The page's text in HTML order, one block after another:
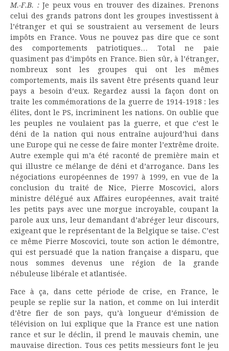
M.-F.B. :Je peux vous en trouver des dizaines. Prenons
celui des grands patrons dont les groupes investissent à
l’étranger et qui se soustraient au versement de leurs
impôts en France. Vous ne pouvez pas dire que ce sont
des comportements patriotiques… Total ne paie
quasiment pas d’impôts en France. Bien sûr, à l’étranger,
nombreux sont les groupes qui ont les mêmes
comportements, mais ils savent être présents quand leur
pays a besoin d’eux. Regardez aussi la façon dont on
traite les commémorations de la guerre de 1914-1918 : les
élites, dont le PS, incriminent les nations. On oublie que
les peuples ne voulaient pas la guerre, et que c’est le
déni de la nation qui nous entraîne aujourd’hui dans
une Europe qui ne cesse de faire monter l’extrême droite.
Autre exemple qui m’a été raconté de première main et
qui illustre ce mélange de déni et d’arrogance. Dans les
négociations européennes de 1997 à 1999, en vue de la
conclusion du traité de Nice, Pierre Moscovici, alors
ministre délégué aux Affaires européennes, avait traité
les petits pays avec une morgue incroyable, coupant la
parole aux uns, leur demandant d’abréger leur discours,
exigeant que le représentant de la Belgique se taise. C’est
ce même Pierre Moscovici, toute son action le démontre,
qui est persuadé que la nation française a disparu, que
nous sommes devenus une région de la grande
nébuleuse libérale et atlantisée.
Face à ça, dans cette période de crise, en France, le
peuple se replie sur la nation, et comme on lui interdit
d’être fier de son pays, qu’à longueur d’émission de
télévision on lui explique que la France est une nation
rance et sur le déclin, il prend le mauvais chemin, une
mauvaise direction. Tous ces petits messieurs font le jeu